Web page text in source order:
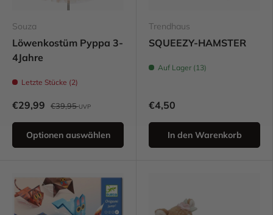
Souza
Löwenkostüm Pyppa 3-
4Jahre
Letzte Stücke (2)
€29,99 €39,95UVP
Optionen auswählen
Trendhaus
SQUEEZY-HAMSTER
Auf Lager (13)
€4,50
In den Warenkorb